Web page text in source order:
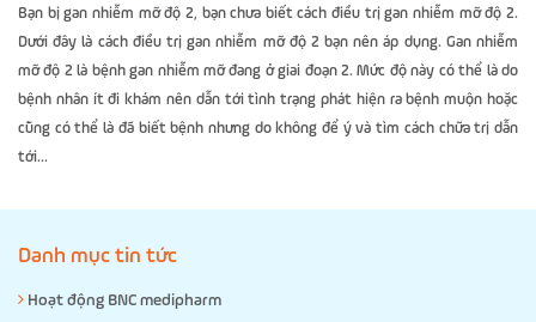
Bạn bị gan nhiễm mỡ độ 2, bạn chưa biết cách điều trị gan nhiễm mỡ độ 2.
Dưới đây là cách điều trị gan nhiễm mỡ độ 2 bạn nên áp dụng. Gan nhiễm
mỡ độ 2 là bệnh gan nhiễm mỡ đang ở giai đoạn 2. Mức độ này có thể là do
bệnh nhân ít đi khám nên dẫn tới tình trạng phát hiện ra bệnh muộn hoặc
cũng có thể là đã biết bệnh nhưng do không để ý và tìm cách chữa trị dẫn
tới...
Danh mục tin tức
Hoạt động BNC medipharm